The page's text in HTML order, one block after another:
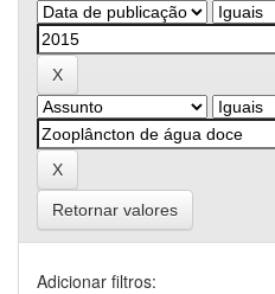
Retornar valores
Adicionar filtros: